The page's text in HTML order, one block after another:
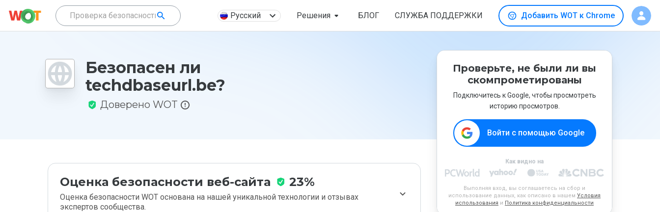
Русский Решения БЛОГ СЛУЖБА ПОДДЕРЖКИ Добавить WOT к Chrome
Безопасен ли
techdbaseurl.be?
Доверено WOT
Оценка безопасности веб-сайта 23%
Оценка безопасности WOT основана на нашей уникальной технологии и отзывах
экспертов сообщества.
Проверьте, не были ли вы
скомпрометированы
Подключитесь к Google, чтобы просмотреть
историю просмотров.
Войти с помощью Google
Как видно на
Выполняя вход, вы соглашаетесь на сбор и
использование данных, как описано в нашем Условия
использования и Политика конфиденциальности